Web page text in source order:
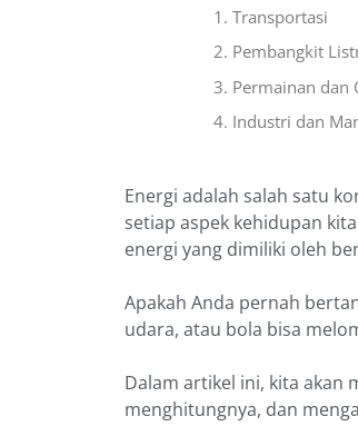
1. Transportasi
2. Pembangkit
3. Permainan dan
4. Industri dan
Energi adalah salah satu
setiap aspek kehidupan
energi yang dimiliki oleh
Apakah Anda pernah
udara, atau bola bisa
Dalam artikel ini, kita akan
menghitungnya, dan